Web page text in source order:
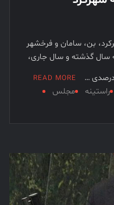
بن، سامان و فرخشهر
سال گذشته و سال جاری،
READ MORE
راستینه
مجلس